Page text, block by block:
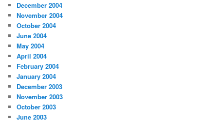
December 2004
November 2004
October 2004
June 2004
May 2004
April 2004
February 2004
January 2004
December 2003
November 2003
October 2003
June 2003